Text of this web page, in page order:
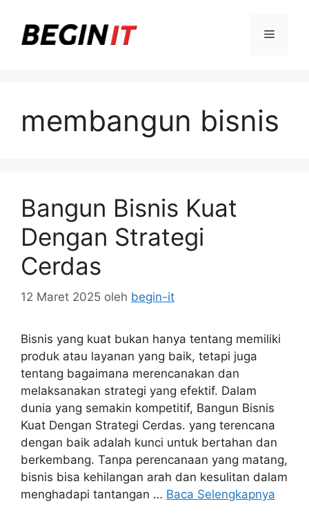
Menu
membangun bisnis
Bangun Bisnis Kuat
Dengan Strategi
Cerdas
12 Maret 2025 oleh begin-it
Bisnis yang kuat bukan hanya tentang memiliki
produk atau layanan yang baik, tetapi juga
tentang bagaimana merencanakan dan
melaksanakan strategi yang efektif. Dalam
dunia yang semakin kompetitif, Bangun Bisnis
Kuat Dengan Strategi Cerdas. yang terencana
dengan baik adalah kunci untuk bertahan dan
berkembang. Tanpa perencanaan yang matang,
bisnis bisa kehilangan arah dan kesulitan dalam
menghadapi tantangan … Baca Selengkapnya